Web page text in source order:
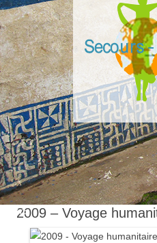
slider52009 – Voyage